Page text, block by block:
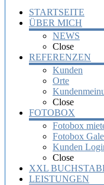
STARTSEITE
ÜBER MICH
NEWS
Close
REFERENZEN
Kunden
Orte
Close
FOTOBOX
Fotobox
Fotobox
Kunden
Close
XXL
LEISTUNGEN